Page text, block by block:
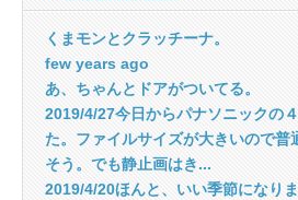
くまモンとクラッチーナ。
few years ago
あ、ちゃんとドアがついてる。
2019/4/27今日からパナソニックの
た。ファイルサイズが大きいので普
そう。でも静止画はき...
2019/4/20ほんと、いい季節になり